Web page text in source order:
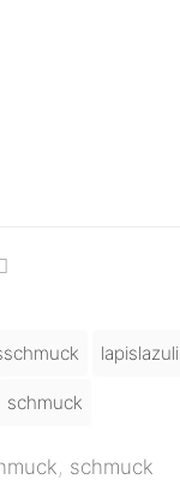
lapislazuli
schmuck
, schmuck